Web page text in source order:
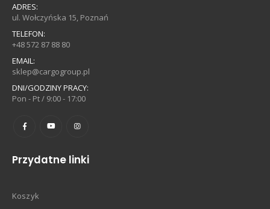
ADRES:
ul. Wołczyńska 15, Poznań
TELEFON:
+48 572 87 88 80
EMAIL:
sklep@cargogroup.pl
DNI/GODZINY PRACY:
Pon - Pt / 9:00 - 17:00
Przydatne linki
Koszyk